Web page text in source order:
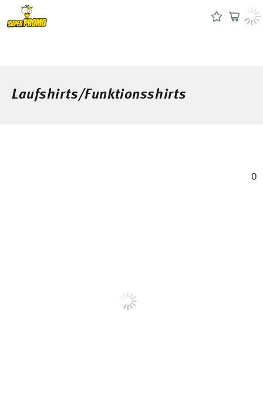
Laufshirts/Funktionsshirts
0